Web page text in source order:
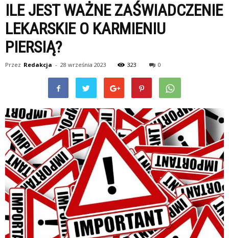
ILE JEST WAŻNE ZAŚWIADCZENIE
LEKARSKIE O KARMIENIU
PIERSIĄ?
Przez Redakcja - 28 września 2023 323 0